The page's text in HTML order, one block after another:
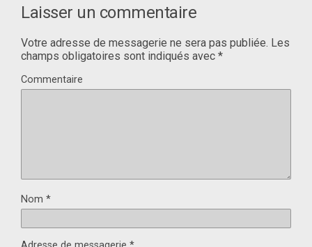
Laisser un commentaire
Votre adresse de messagerie ne sera pas publiée. Les
champs obligatoires sont indiqués avec *
Commentaire
Nom *